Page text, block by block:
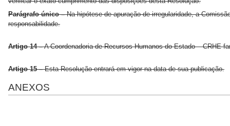
Parágrafo único –Na hipótese de apuração de irregularidade, a
responsabilidade.
Artigo 14 –A Coordenadoria de Recursos Humanos do Estado – CRHE
Artigo 15 –Esta Resolução entrará em vigor na data de sua publicação.
ANEXOS